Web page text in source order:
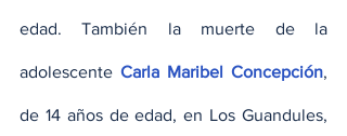
edad. También la muerte de la
adolescente Carla Maribel Concepción,
de 14 años de edad, en Los Guandules,